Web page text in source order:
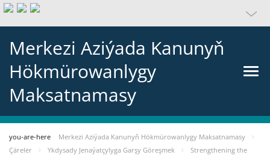
Merkezi Aziýada Kanunyň
Hökmürowanlygy
Maksatnamasy
you-are-here
Merkezi Aziýada Kanunyň Hökmürowanlygy Maksatnamasy
Çäreler
Ykdysady Jenaýatçylyga Garşy Göreşmek
Strengthening the